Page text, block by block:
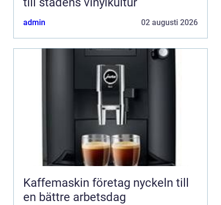
admin 02 augusti 2026
Kaffemaskin företag nyckeln till
en bättre arbetsdag